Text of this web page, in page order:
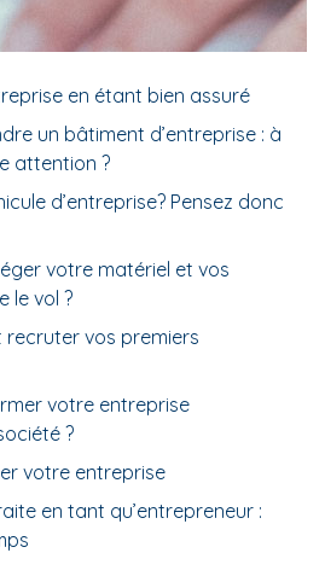
en étant bien assuré
un bâtiment d’entreprise : à
attention ?
d’entreprise? Pensez donc
votre matériel et vos
le vol ?
vos premiers
votre entreprise
?
votre entreprise
en tant qu’entrepreneur :